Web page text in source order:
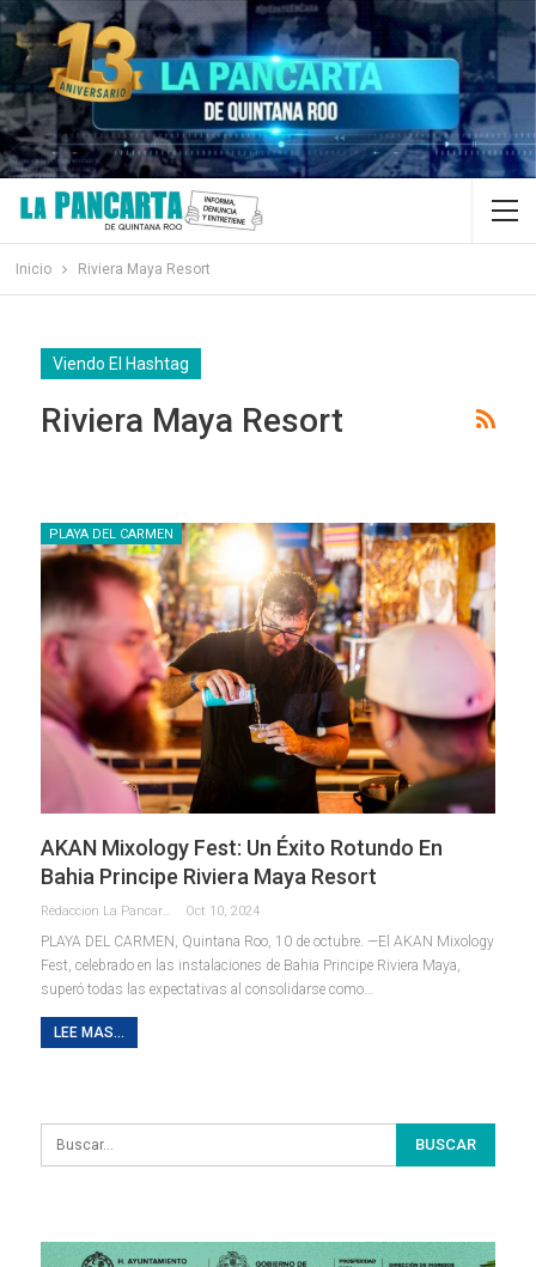
Inicio Riviera Maya Resort
Viendo El Hashtag
Riviera Maya Resort
PLAYA DEL CARMEN
AKAN Mixology Fest: Un Éxito Rotundo En
Bahia Principe Riviera Maya Resort
Redaccion La Pancarta De Quintana Roo Oct 10, 2024
PLAYA DEL CARMEN, Quintana Roo, 10 de octubre. —El AKAN Mixology
Fest, celebrado en las instalaciones de Bahia Principe Riviera Maya,
superó todas las expectativas al consolidarse como…
LEE MAS...